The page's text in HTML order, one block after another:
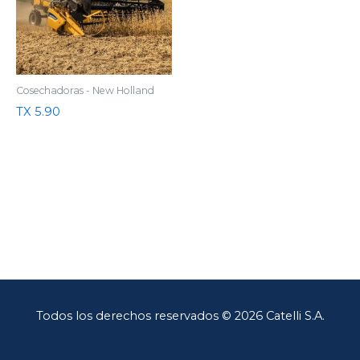
Cosechadoras - New Holland
TX 5.90
Todos los derechos reservados © 2026 Catelli S.A.